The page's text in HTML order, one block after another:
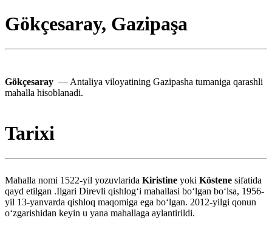
Gökçesaray, Gazipaşa
Gökçesaray — Antaliya viloyatining Gazipasha tumaniga qarashli
mahalla hisoblanadi.
Tarixi
Mahalla nomi 1522-yil yozuvlarida Kiristine yoki Köstene sifatida
qayd etilgan .Ilgari Direvli qishlogʻi mahallasi boʻlgan boʻlsa, 1956-
yil 13-yanvarda qishloq maqomiga ega boʻlgan. 2012-yilgi qonun
oʻzgarishidan keyin u yana mahallaga aylantirildi.